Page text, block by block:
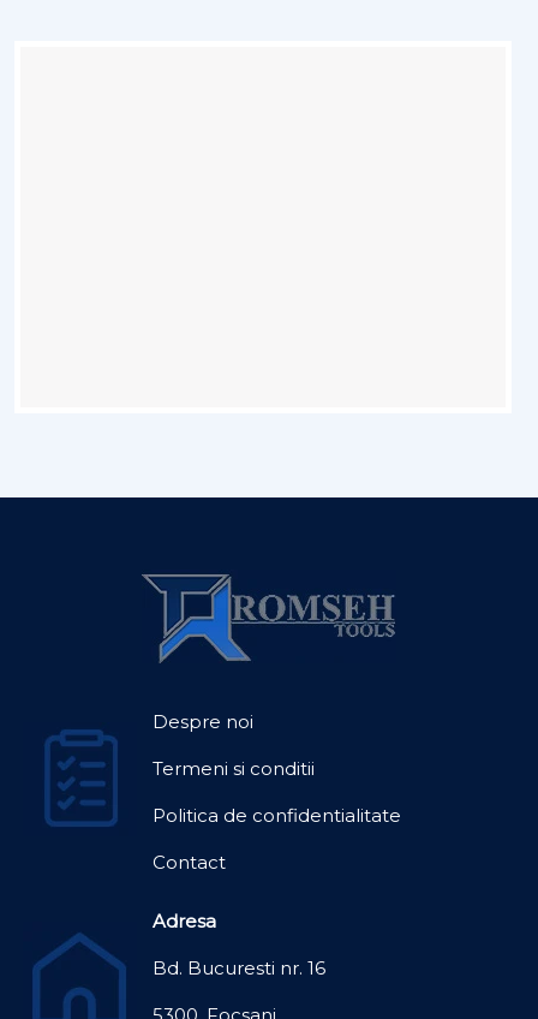
Despre noi
Termeni si conditii
Politica de confidentialitate
Contact
Adresa
Bd. Bucuresti nr. 16